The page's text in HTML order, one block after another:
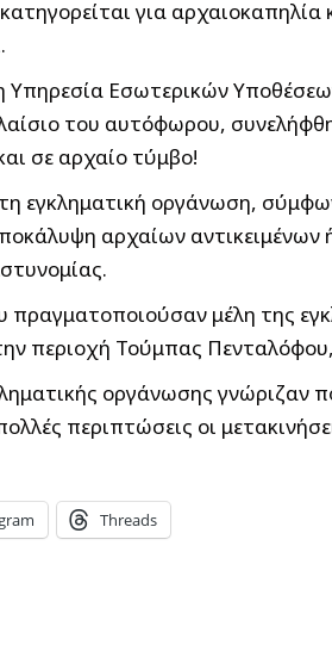
για
Υπηρεσία Εσωτερικών
του αυτόφωρου,
σε αρχαίο τύμβο!
εγκληματική οργάνωση,
αρχαίων
μέλη της
περιοχή Τούμπας
οργάνωσης γνώριζαν
περιπτώσεις οι
Threads